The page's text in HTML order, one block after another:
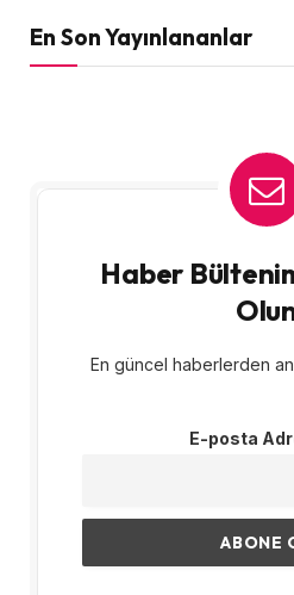
En Son Yayınlananlar
Haber
En güncel haberlerden
E-posta